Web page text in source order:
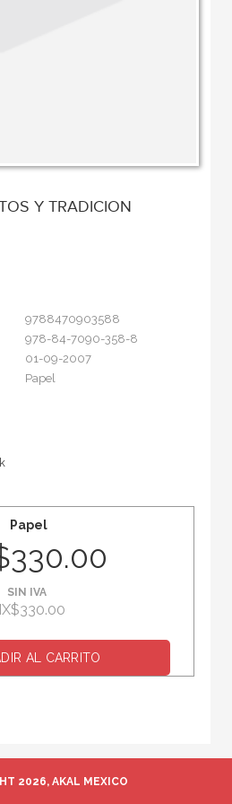
Y TRADICION
9788470903588
978-84-7090-358-8
01-09-2007
Papel
Papel
SIN IVA
AL CARRITO
2026, AKAL MEXICO